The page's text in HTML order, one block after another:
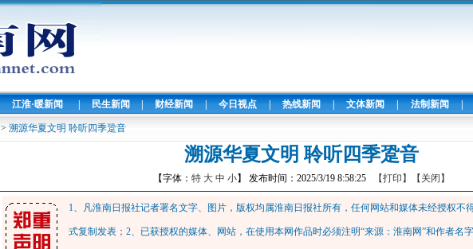
江淮·暖新闻 | 民生新闻 | 财经新闻 | 今日视点 | 热线新闻 | 文体新闻 | 法制新闻 |
> 溯源华夏文明 聆听四季跫音
溯源华夏文明 聆听四季跫音
【字体： 特 大 中 小】 发布时间：2025/3/19 8:58:25 【打印】 【关闭】
1、凡淮南日报社记者署名文字、图片，版权均属淮南日报社所有，任何网站和媒体未经授权不
式复制发表；2、已获授权的媒体、网站，在使用本网作品时必须注明“来源：淮南网”和作者名